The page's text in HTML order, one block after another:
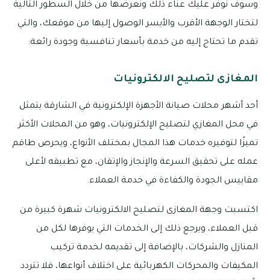
وسوف نوفّر عليك عناء ذلك ونعرضها من خلال السطور التالية
لتختار الوجهة الأقرب والأيسر الوصول إليها من موقعك، والتي
تقدم ما تحتاج إليه من خدمة بأسعار تنافسية وجودة رائعة:
المغازى لتصليح الالكترونيات
أحد أشهر محلات صيانة الأجهزة الإلكترونية في الشارقة يتمثل
في محل المغازي لتصليح الإلكترونيات، وهو من المحلات الأكثر
تميزًا لتوفيره خدمات هذا المجال بمختلف الأنواع، ويحرص طاقم
عمله على تحقيق السرعة والإنجاز والإتقان، مع تطبيقه لأعلى
مقاييس الجودة والكفاءة في خدمة العملاء.
اكتسبت وجهة المغازى لتصليح الالكترونيات شهرة كبيرة من
قبل العملاء، ويرجع ذلك إلى الخدمات التي يوفرها لكل من
المنازل والشركات، بالإضافة إلى تقديمه لخدمة تركيب
المكيفات والمحركات الكهربائية على اختلاف أنواعها، فلا تتردد